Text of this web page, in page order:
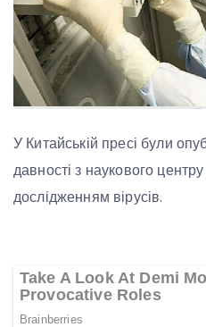
У Китайській пресі були
давності з наукового
дослідженням вірусів.